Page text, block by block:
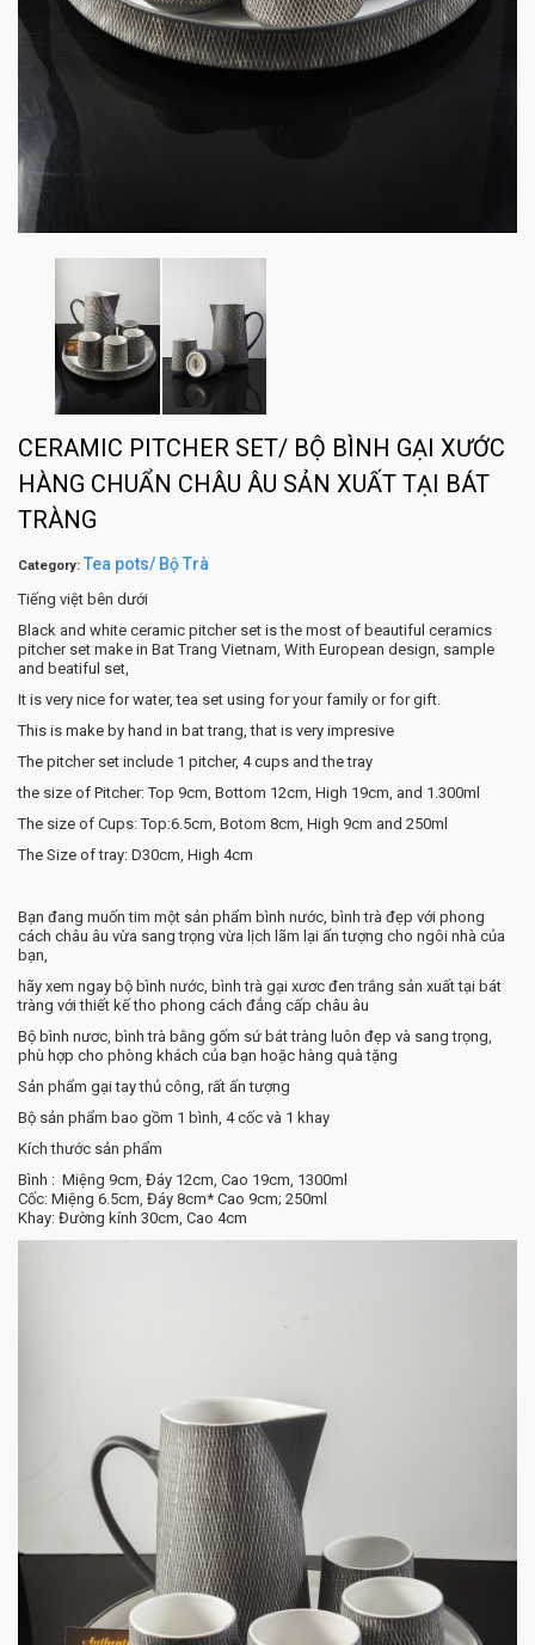
CERAMIC PITCHER SET/ BỘ BÌNH GẠI XƯỚC
HÀNG CHUẨN CHÂU ÂU SẢN XUẤT TẠI BÁT
TRÀNG
Category: Tea pots/ Bộ Trà
Tiếng việt bên dưới
Black and white ceramic pitcher set is the most of beautiful ceramics
pitcher set make in Bat Trang Vietnam, With European design, sample
and beatiful set,
It is very nice for water, tea set using for your family or for gift.
This is make by hand in bat trang, that is very impresive
The pitcher set include 1 pitcher, 4 cups and the tray
the size of Pitcher: Top 9cm, Bottom 12cm, High 19cm, and 1.300ml
The size of Cups: Top:6.5cm, Botom 8cm, High 9cm and 250ml
The Size of tray: D30cm, High 4cm
Bạn đang muốn tim một sản phẩm bình nước, bình trà đẹp với phong
cách châu âu vừa sang trọng vừa lịch lãm lại ấn tượng cho ngôi nhà của
bạn,
hãy xem ngay bộ bình nước, bình trà gại xươc đen trắng sản xuất tại bát
tràng với thiết kế tho phong cách đẳng cấp châu âu
Bộ bình nươc, bình trà bằng gốm sứ bát tràng luôn đẹp và sang trọng,
phù hợp cho phòng khách của bạn hoặc hàng quà tặng
Sản phẩm gại tay thủ công, rất ấn tượng
Bộ sản phẩm bao gồm 1 bình, 4 cốc và 1 khay
Kích thước sản phẩm
Bình : Miệng 9cm, Đáy 12cm, Cao 19cm, 1300ml
Cốc: Miệng 6.5cm, Đáy 8cm* Cao 9cm; 250ml
Khay: Đường kính 30cm, Cao 4cm